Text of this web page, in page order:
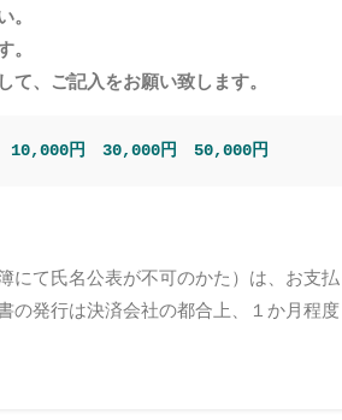
、ご記入をお願い致します。
10,000円 30,000円 50,000円
にて氏名公表が不可のかた）は、お支払
の発行は決済会社の都合上、１か月程度